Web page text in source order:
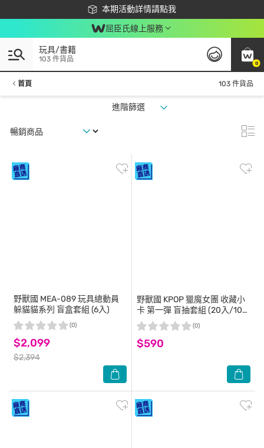
本期活動詳情請點我
下載app最高回饋$350
屈臣氏線上服務
0
玩具/書籍
103 件貨品
首頁 103 件貨品
進階篩選
野獸國 MEA-089 玩具總動員
躲貓貓系列 盲盒套組 (6入)
$2,099
$2,394
(0)
野獸國 KPOP 獵魔女團 收藏小
卡 第一彈 盲抽套組 (20入/10
包)
$590
(0)